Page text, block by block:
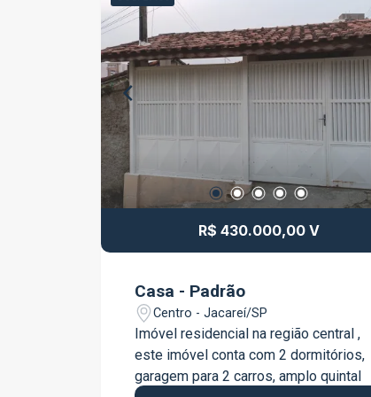
família. O imóvel conta com 3 quartos,
sendo 1 suíte, oferecendo ambientes
confortáveis, bem planejados e ideais
para proporcionar praticidade e
aconchego no dia a dia. Destaques do
aquecida com sistema de sal
Ambientes amplos e confortáveis
Excelente padrão construtivo Espaço
ideal para receber família e amigos
bairro Parque Califórnia, o Condomínio
horas, tranquilidade e uma completa
estrutura de lazer, além de fácil acesso
às principais vias da cidade. Um lugar
perfeito para quem deseja morar com
conforto, privacidade e qualidade de
vida em uma região valorizada de
R$ 430.000,00 V
Casa - Padrão
Centro - Jacareí/SP
Imóvel residencial na região central ,
este imóvel conta com 2 dormitórios,
garagem para 2 carros, amplo quintal